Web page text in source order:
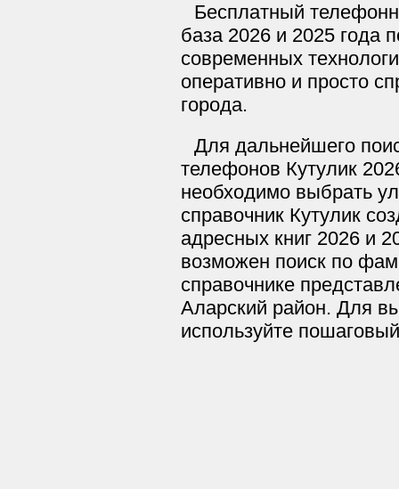
Бесплатный
база 2026 и 2025 года
современных
оперативно и просто
города.
Для дальнейшего
телефонов Кутулик
необходимо выбрать
справочник Кутулик
адресных книг 2026 и
возможен поиск по
справочнике
Аларский район. Для
используйте